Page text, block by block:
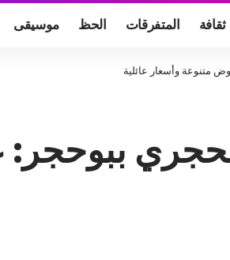
ثقافة المتفرقات الحظ موسيقى
متنوعة وأسعار عائلية
ببوحجر: